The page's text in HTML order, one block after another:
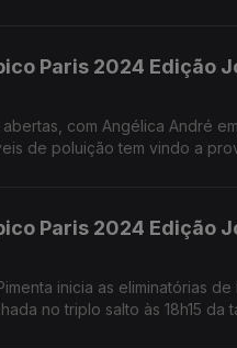
Paris 2024 Edição
com Angélica André
de poluição tem vindo a
Paris 2024 Edição
inicia as eliminatórias
no triplo salto às 18h15 da